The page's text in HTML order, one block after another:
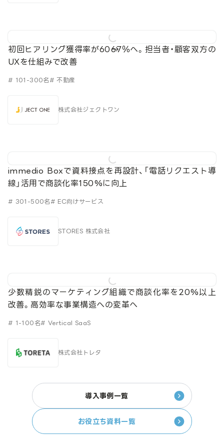
初回ヒアリング獲得率が60→67％へ。担当者・顧客双方の
UXを仕組みで改善
# 101-300名# 不動産
株式会社ジェクトワン
immedio Boxで資料接点を再設計、「電話リクエスト導
線」活用で商談化率150%に向上
# 301-500名# EC向けサービス
STORES 株式会社
少数精鋭のマーケティング組織で商談化率を20%以上
改善。高効率な事業構造への変革へ
# 1-100名# Vertical SaaS
株式会社トレタ
導入事例一覧
お役立ち資料一覧